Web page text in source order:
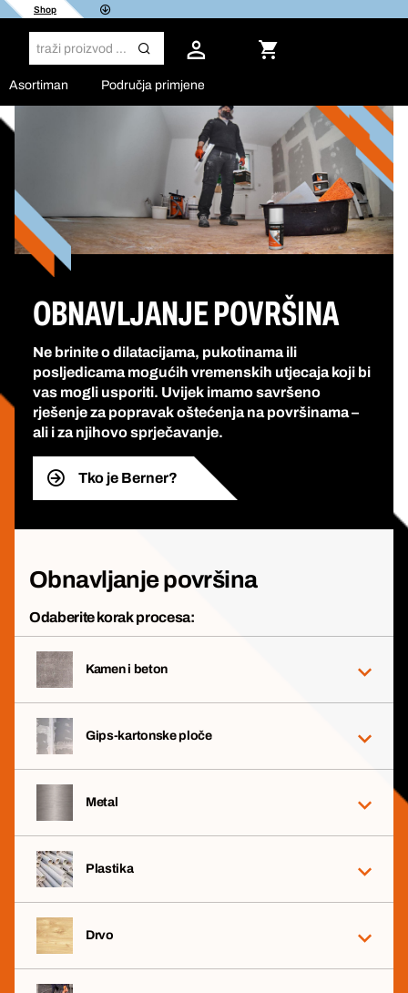
Shop
Asortiman Područja primjene
OBNAVLJANJE POVRŠINA
Ne brinite o dilatacijama, pukotinama ili
posljedicama mogućih vremenskih utjecaja koji bi
vas mogli usporiti. Uvijek imamo savršeno
rješenje za popravak oštećenja na površinama –
ali i za njihovo sprječavanje.
Tko je Berner?
Obnavljanje površina
Odaberite korak procesa:
Kamen i beton
Gips-kartonske ploče
Metal
Plastika
Drvo